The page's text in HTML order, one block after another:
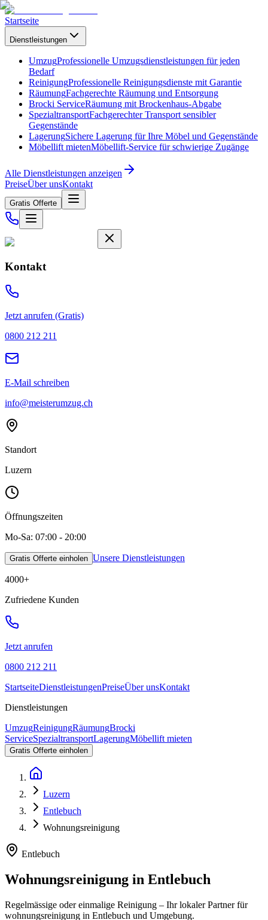
Startseite
Dienstleistungen
UmzugProfessionelle Umzugsdienstleistungen für jeden
Bedarf
ReinigungProfessionelle Reinigungsdienste mit Garantie
RäumungFachgerechte Räumung und Entsorgung
Brocki ServiceRäumung mit Brockenhaus-Abgabe
SpezialtransportFachgerechter Transport sensibler
Gegenstände
LagerungSichere Lagerung für Ihre Möbel und Gegenstände
Möbellift mietenMöbellift-Service für schwierige Zugänge
Alle Dienstleistungen anzeigen
PreiseÜber unsKontakt
Gratis Offerte
Kontakt
Jetzt anrufen (Gratis)
0800 212 211
E-Mail schreiben
info@meisterumzug.ch
Standort
Luzern
Öffnungszeiten
Mo-Sa: 07:00 - 20:00
Gratis Offerte einholen Unsere Dienstleistungen
4000+
Zufriedene Kunden
Jetzt anrufen
0800 212 211
StartseiteDienstleistungenPreiseÜber unsKontakt
Dienstleistungen
UmzugReinigungRäumungBrocki
ServiceSpezialtransportLagerungMöbellift mieten
Gratis Offerte einholen
Luzern
Entlebuch
Wohnungsreinigung
Entlebuch
Wohnungsreinigung in Entlebuch
Regelmässige oder einmalige Reinigung – Ihr lokaler Partner für
wohnungsreinigung in Entlebuch und Umgebung.